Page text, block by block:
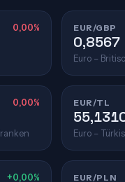
0,00% EUR/GBP
0,8567
Euro –
0,00% EUR/TL
Euro –
+0,00% EUR/PLN